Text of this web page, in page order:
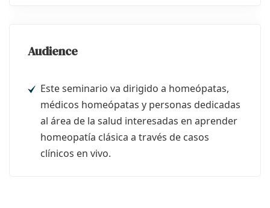
Audience
Este seminario va dirigido a homeópatas,
médicos homeópatas y personas dedicadas
al área de la salud interesadas en aprender
homeopatía clásica a través de casos
clínicos en vivo.